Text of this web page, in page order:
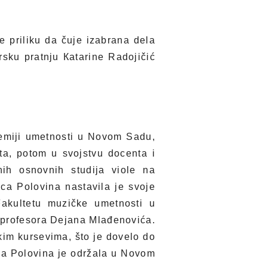
priliku da čuje izabrana dela
pratnju Кatarine Radojičić
umetnosti u Novom Sadu,
potom u svojstvu docenta i
osnovnih studija viole na
Polovina nastavila je svoje
muzičke umetnosti u
Dejana Mlađenovića.
kursevima, što je dovelo do
Polovina je održala u Novom